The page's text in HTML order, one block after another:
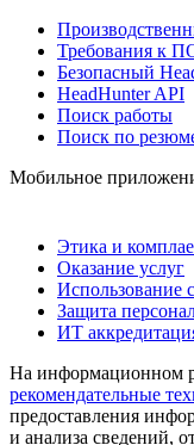
Требования к
Безопасный
HeadHunter API
Поиск работы
Поиск по
Мобильное
Этика и
Оказание услуг
Использование
Защита
ИТ
На информационном
рекомендательные
предоставления
и анализа сведений,